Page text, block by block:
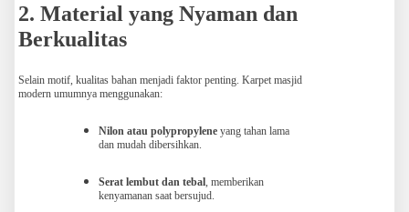
2. Material yang Nyaman dan
Berkualitas
Selain motif, kualitas bahan menjadi faktor penting. Karpet masjid
modern umumnya menggunakan:
Nilon atau polypropylene yang tahan lama
dan mudah dibersihkan.
Serat lembut dan tebal, memberikan
kenyamanan saat bersujud.